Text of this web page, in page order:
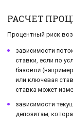
РАСЧЕТ
Процентный риск
зависимости
ставки, если по
базовой
или ключевая
ставка может
зависимости
депозитам,